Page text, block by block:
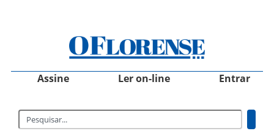
Assine Ler on-line Entrar